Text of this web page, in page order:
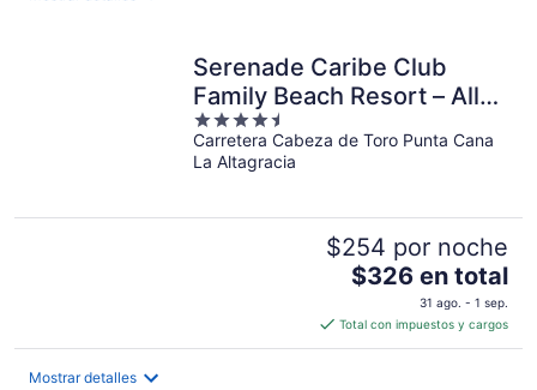
por
noche
Serenade Caribe Club
Family Beach Resort – All
Inclusive
4.5
out
of
Carretera Cabeza de Toro Punta Cana
La Altagracia
$254 por noche
El
es
de
$326 en total
31 ago. - 1 sep.
Total con impuestos y cargos
Mostrar detalles